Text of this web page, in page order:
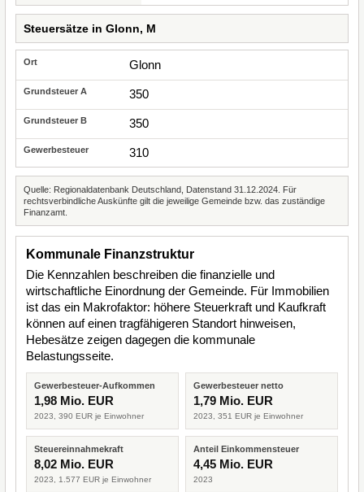
Steuersätze in Glonn, M
Glonn
350
350
310
Quelle: Regionaldatenbank Deutschland, Datenstand 31.12.2024. Für
rechtsverbindliche Auskünfte gilt die jeweilige Gemeinde bzw. das zuständige
Finanzamt.
Kommunale Finanzstruktur
Die Kennzahlen beschreiben die finanzielle und
wirtschaftliche Einordnung der Gemeinde. Für Immobilien
ist das ein Makrofaktor: höhere Steuerkraft und Kaufkraft
können auf einen tragfähigeren Standort hinweisen,
Hebesätze zeigen dagegen die kommunale
Belastungsseite.
Gewerbesteuer-Aufkommen
1,98 Mio. EUR
2023, 390 EUR je Einwohner
Gewerbesteuer netto
1,79 Mio. EUR
2023, 351 EUR je Einwohner
Steuereinnahmekraft
8,02 Mio. EUR
2023, 1.577 EUR je Einwohner
Anteil Einkommensteuer
4,45 Mio. EUR
2023